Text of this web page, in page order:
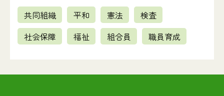
共同組織
平和 憲法
検査
社会保障
福祉 組合員 職員育成